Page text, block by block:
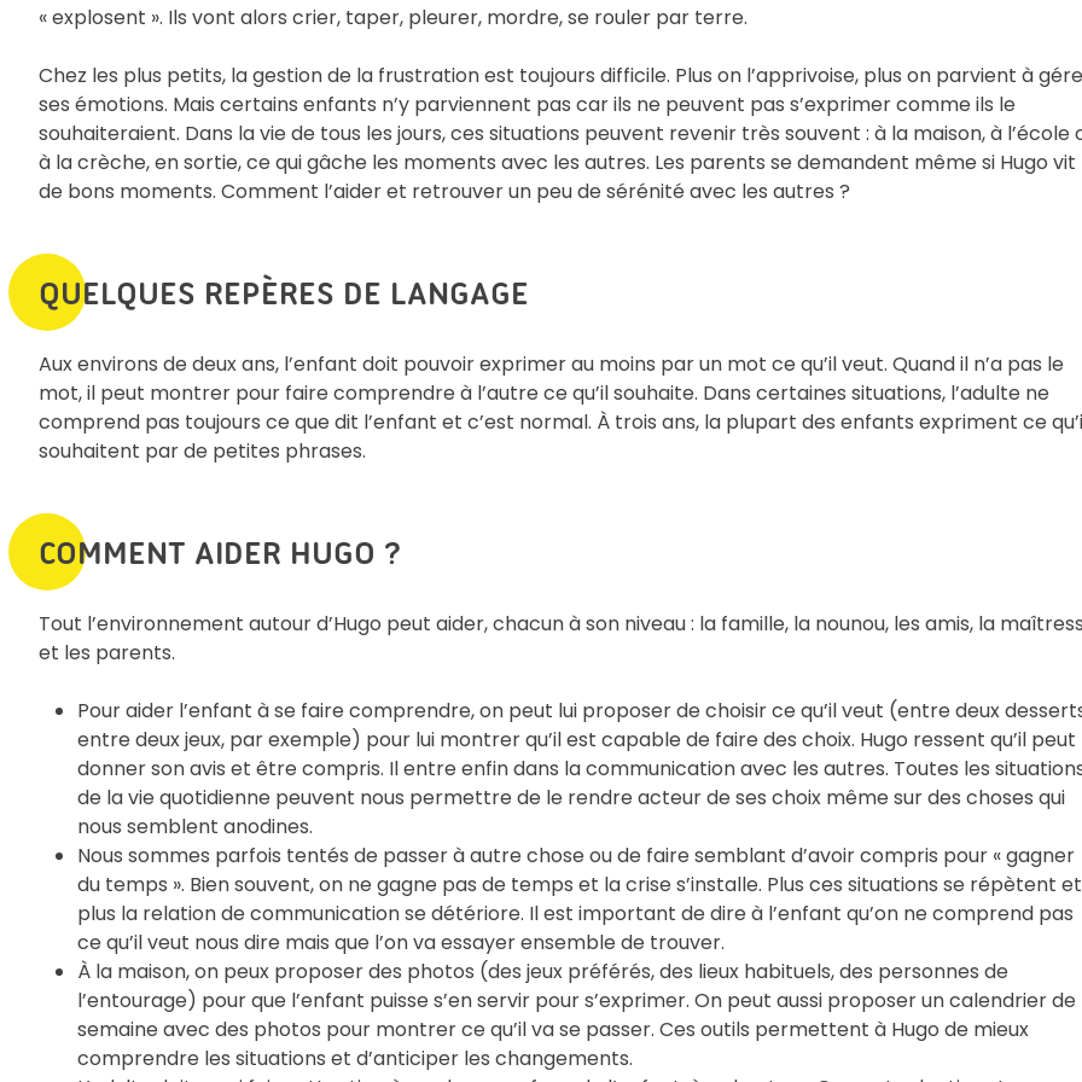
« explosent ». Ils vont alors crier, taper, pleurer, mordre, se rouler par terre.
Chez les plus petits, la gestion de la frustration est toujours difficile. Plus on l’apprivoise, plus on parvient à
ses émotions. Mais certains enfants n’y parviennent pas car ils ne peuvent pas s’exprimer comme ils le
souhaiteraient. Dans la vie de tous les jours, ces situations peuvent revenir très souvent : à la maison, à l’école
à la crèche, en sortie, ce qui gâche les moments avec les autres. Les parents se demandent même si Hugo vit
de bons moments. Comment l’aider et retrouver un peu de sérénité avec les autres ?
QUELQUES REPÈRES DE LANGAGE
Aux environs de deux ans, l’enfant doit pouvoir exprimer au moins par un mot ce qu’il veut. Quand il n’a pas le
mot, il peut montrer pour faire comprendre à l’autre ce qu’il souhaite. Dans certaines situations, l’adulte ne
comprend pas toujours ce que dit l’enfant et c’est normal. À trois ans, la plupart des enfants expriment ce
souhaitent par de petites phrases.
COMMENT AIDER HUGO ?
Tout l’environnement autour d’Hugo peut aider, chacun à son niveau : la famille, la nounou, les amis, la
et les parents.
Pour aider l’enfant à se faire comprendre, on peut lui proposer de choisir ce qu’il veut (entre deux
entre deux jeux, par exemple) pour lui montrer qu’il est capable de faire des choix. Hugo ressent qu’il peut
donner son avis et être compris. Il entre enfin dans la communication avec les autres. Toutes les
de la vie quotidienne peuvent nous permettre de le rendre acteur de ses choix même sur des choses qui
nous semblent anodines.
Nous sommes parfois tentés de passer à autre chose ou de faire semblant d’avoir compris pour « gagner
du temps ». Bien souvent, on ne gagne pas de temps et la crise s’installe. Plus ces situations se répètent et
plus la relation de communication se détériore. Il est important de dire à l’enfant qu’on ne comprend pas
ce qu’il veut nous dire mais que l’on va essayer ensemble de trouver.
À la maison, on peux proposer des photos (des jeux préférés, des lieux habituels, des personnes de
l’entourage) pour que l’enfant puisse s’en servir pour s’exprimer. On peut aussi proposer un calendrier de
semaine avec des photos pour montrer ce qu’il va se passer. Ces outils permettent à Hugo de mieux
comprendre les situations et d’anticiper les changements.